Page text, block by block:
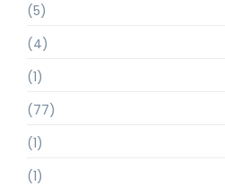
(5)
(4)
(1)
(77)
(1)
(1)